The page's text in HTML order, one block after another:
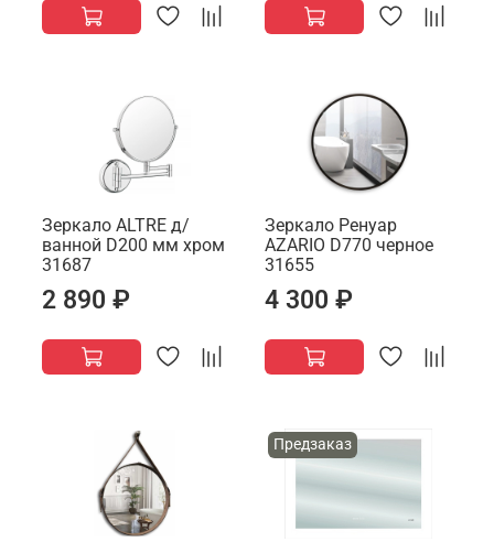
Зеркало ALTRE д/
ванной D200 мм хром
31687
2 890 ₽
Зеркало Ренуар
AZARIO D770 черное
31655
4 300 ₽
Предзаказ